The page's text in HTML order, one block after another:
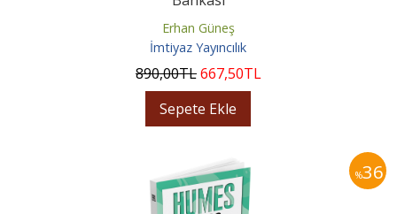
Erhan Güneş
İmtiyaz Yayıncılık
890,00TL667,50TL
Sepete Ekle
%36